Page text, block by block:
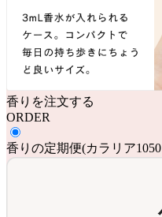
香りを注文する
ORDER
香りの定期便(カラリア1050